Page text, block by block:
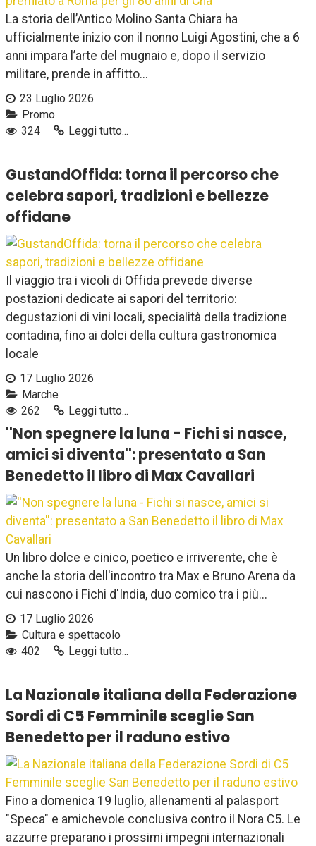
La storia dell’Antico Molino Santa Chiara ha
ufficialmente inizio con il nonno Luigi Agostini, che a 6
anni impara l’arte del mugnaio e, dopo il servizio
militare, prende in affitto...
23 Luglio 2026
Promo
324
Leggi tutto...
GustandOffida: torna il percorso che
celebra sapori, tradizioni e bellezze
offidane
Il viaggio tra i vicoli di Offida prevede diverse
postazioni dedicate ai sapori del territorio:
degustazioni di vini locali, specialità della tradizione
contadina, fino ai dolci della cultura gastronomica
locale
17 Luglio 2026
Marche
262
Leggi tutto...
''Non spegnere la luna - Fichi si nasce,
amici si diventa'': presentato a San
Benedetto il libro di Max Cavallari
Un libro dolce e cinico, poetico e irriverente, che è
anche la storia dell'incontro tra Max e Bruno Arena da
cui nascono i Fichi d'India, duo comico tra i più...
17 Luglio 2026
Cultura e spettacolo
402
Leggi tutto...
La Nazionale italiana della Federazione
Sordi di C5 Femminile sceglie San
Benedetto per il raduno estivo
Fino a domenica 19 luglio, allenamenti al palasport
"Speca" e amichevole conclusiva contro il Nora C5. Le
azzurre preparano i prossimi impegni internazionali